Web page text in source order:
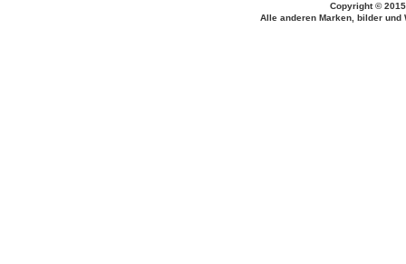
Copyright ©
Alle anderen Marken, bilder und